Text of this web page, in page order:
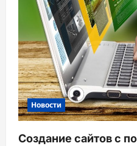
Новости
Создание сайтов с